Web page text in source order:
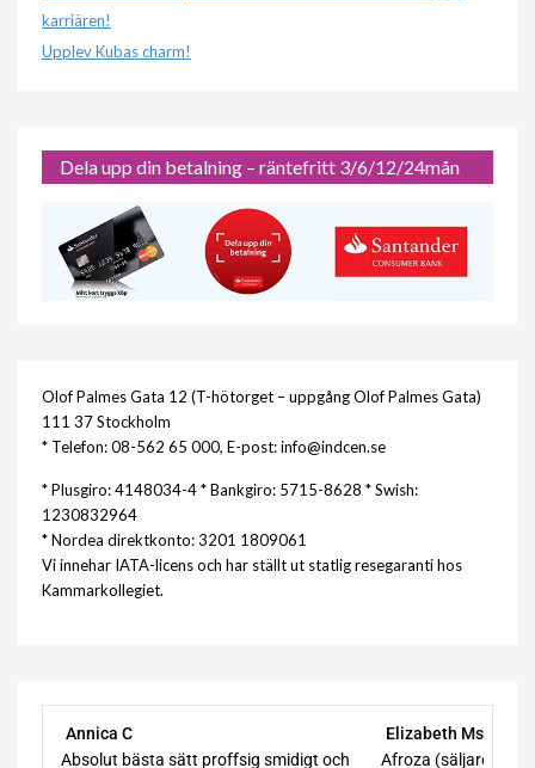
karriären!
Upplev Kubas charm!
Dela upp din betalning – räntefritt 3/6/12/24mån
Olof Palmes Gata 12 (T-hötorget – uppgång Olof Palmes Gata)
111 37 Stockholm
* Telefon: 08-562 65 000, E-post: info@indcen.se
* Plusgiro: 4148034-4 * Bankgiro: 5715-8628 * Swish:
1230832964
* Nordea direktkonto: 3201 1809061
Vi innehar IATA-licens och har ställt ut statlig resegaranti hos
Kammarkollegiet.